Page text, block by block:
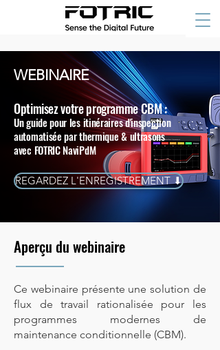
WEBINAIRE
Optimisez votre programme CBM :
Un guide pour les itinéraires d'inspection
automatisée par thermique & ultrasons
avec FOTRIC NaviPdM
REGARDEZ L'ENREGISTREMENT ⬇
Aperçu du webinaire
Ce webinaire présente une solution de
flux de travail rationalisée pour les
programmes modernes de
maintenance conditionnelle (CBM).